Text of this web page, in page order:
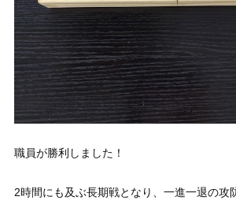
職員が勝利しました！
2時間にも及ぶ長期戦となり、一進一退の攻